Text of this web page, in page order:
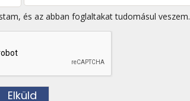
és az abban foglaltakat tudomásul veszem.